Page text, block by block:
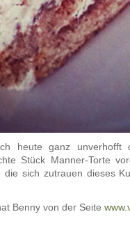
heute ganz unverhofft
Stück Manner-Torte
die sich zutrauen dieses
Benny von der Seite